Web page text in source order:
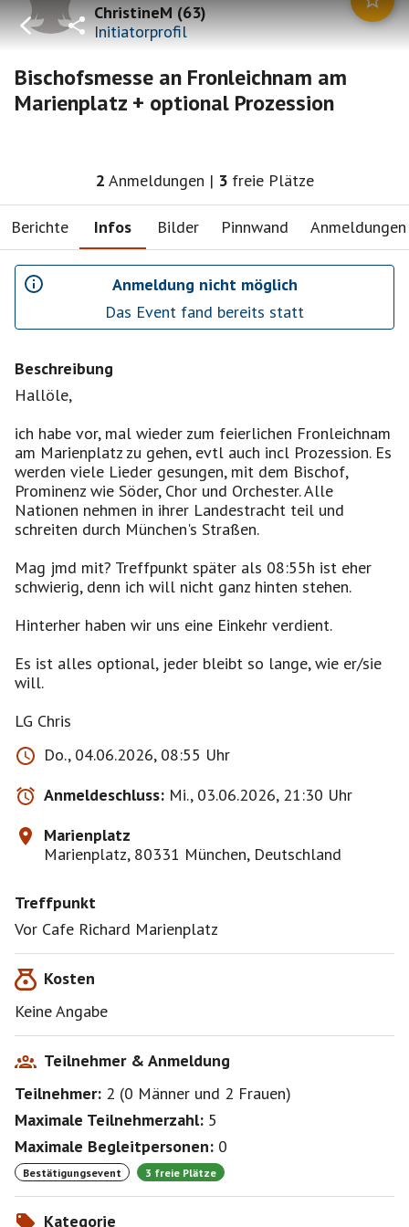
ChristineM(63)
Initiatorprofil
Bischofsmesse an Fronleichnam am
Marienplatz + optional Prozession
2 Anmeldungen | 3 freie Plätze
Berichte Infos Bilder Pinnwand Anmeldungen
Anmeldung nicht möglich
Das Event fand bereits statt
Beschreibung
Hallöle,
ich habe vor, mal wieder zum feierlichen Fronleichnam
am Marienplatz zu gehen, evtl auch incl Prozession. Es
werden viele Lieder gesungen, mit dem Bischof,
Prominenz wie Söder, Chor und Orchester. Alle
Nationen nehmen in ihrer Landestracht teil und
schreiten durch München's Straßen.
Mag jmd mit? Treffpunkt später als 08:55h ist eher
schwierig, denn ich will nicht ganz hinten stehen.
Hinterher haben wir uns eine Einkehr verdient.
Es ist alles optional, jeder bleibt so lange, wie er/sie
will.
LG Chris
Do., 04.06.2026, 08:55 Uhr
Anmeldeschluss: Mi., 03.06.2026, 21:30 Uhr
Marienplatz
Marienplatz, 80331 München, Deutschland
Treffpunkt
Vor Cafe Richard Marienplatz
Kosten
Keine Angabe
Teilnehmer & Anmeldung
Teilnehmer: 2 (0 Männer und 2 Frauen)
Maximale Teilnehmerzahl: 5
Maximale Begleitpersonen: 0
Bestätigungsevent 3 freie Plätze
Kategorie